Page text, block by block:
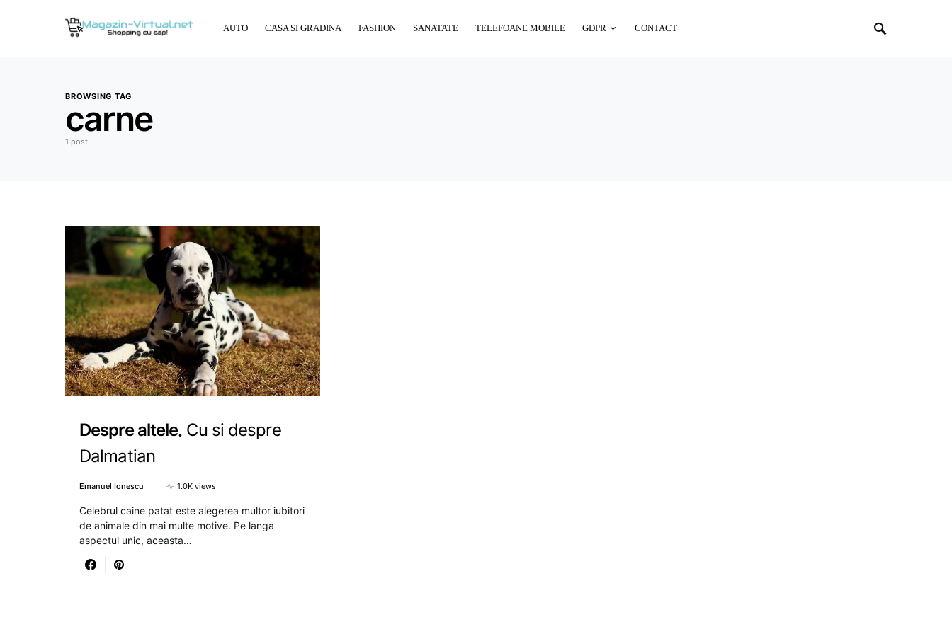
AUTO CASA SI GRADINA FASHION SANATATE TELEFOANE MOBILE GDPR CONTACT
BROWSING TAG
carne
1 post
Despre altele Cu si despre
Dalmatian
Emanuel Ionescu 1.0K views
Celebrul caine patat este alegerea multor iubitori
de animale din mai multe motive. Pe langa
aspectul unic, aceasta…